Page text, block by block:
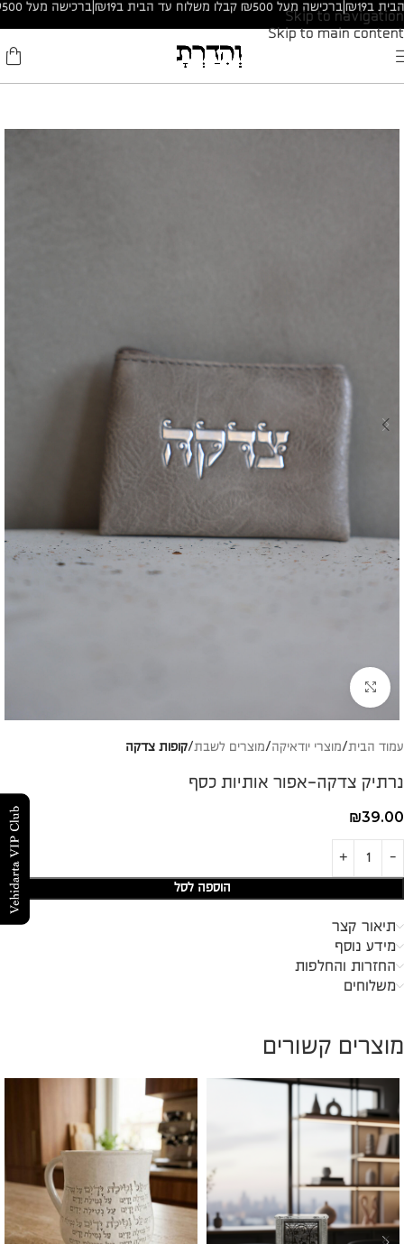
Skip to navigation
Skip to main content
ברכישה מעל ₪500 קבלו משלוח עד הבית ב₪19| ברכישה מעל ₪500 קבלו משלוח עד הבית ב₪19|
להגדלת התמונה
עמוד הבית מוצרי יודאיקה מוצרים לשבת קופות צדקה
נרתיק צדקה-אפור אותיות כסף
₪39.00
הוספה לסל
תיאור קצר
מידע נוסף
החזרות והחלפות
משלוחים
מוצרים קשורים